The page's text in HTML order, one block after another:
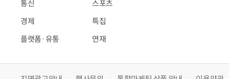
통신
경제
플랫폼·유통
스포츠
특집
연재